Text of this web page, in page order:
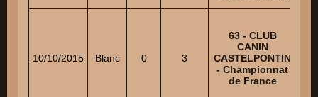
10/10/2015 Blanc 0 3
63 - CLUB
CANIN
CASTELPONTIN
- Championnat
de France